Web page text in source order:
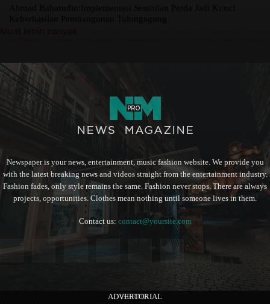
BERITA
BERITA
ADVERTORIAL
Newspaper is your news, entertainment, music fashion website. We provide you
with the latest breaking news and videos straight from the entertainment industry.
Fashion fades, only style remains the same. Fashion never stops. There are always
projects, opportunities. Clothes mean nothing until someone lives in them.
Contact us: contact@yoursite.com